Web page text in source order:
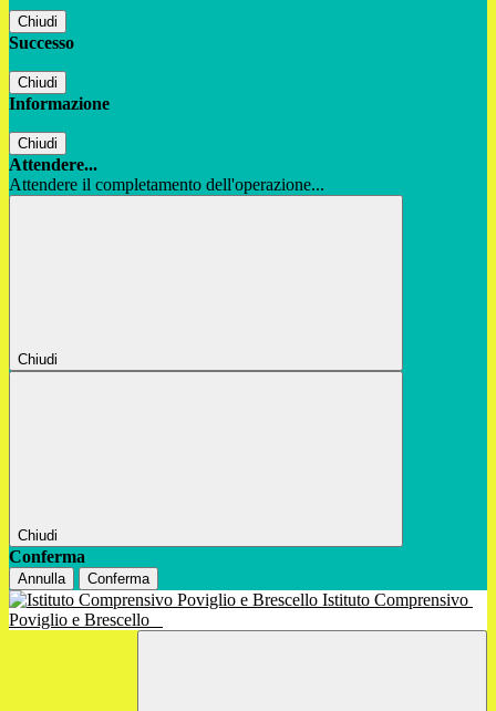
Chiudi
Successo
Chiudi
Informazione
Chiudi
Attendere...
Attendere il completamento dell'operazione...
Chiudi
Chiudi
Conferma
Annulla Conferma
Istituto Comprensivo
Poviglio e Brescello